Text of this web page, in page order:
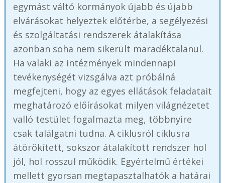
egymást váltó kormányok újabb és újabb
elvárásokat helyeztek előtérbe, a segélyezési
és szolgáltatási rendszerek átalakítása
azonban soha nem sikerült maradéktalanul.
Ha valaki az intézmények mindennapi
tevékenységét vizsgálva azt próbálná
megfejteni, hogy az egyes ellátások feladatait
meghatározó előírásokat milyen világnézetet
valló testület fogalmazta meg, többnyire
csak találgatni tudna. A ciklusról ciklusra
átörökített, sokszor átalakított rendszer hol
jól, hol rosszul működik. Egyértelmű értékei
mellett gyorsan megtapasztalhatók a határai